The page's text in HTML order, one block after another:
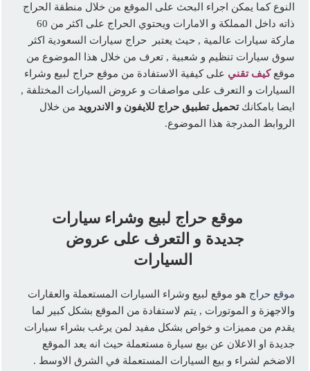
النوع كما يمكن اجراء البحث على الموقع من خلال منطقة الحراج
ذاته داخل المملكة و الامارات ويحتوي الحراج على اكثر من 60
ماركة سيارات عالمية , حيث يعتبر حراج سيارات السعودية اكثر
سوق سيارات تنظيم و شعبية , تعرف من خلال هذا الموضوع من
موقع كيف تقني على كيفية الاستفادة من موقع حراج لبيع وشراء
السيارات و التعرف على مواصفات و عروض السيارات المختلفة ,
ايضا بامكانكتحميل تطبيق حراج للايفون و الاندرويد من خلال
الروابط المدرجة هذا الموضوع.
موقع حراج لبيع وشراء سيارات
جديدة و التعرف على عروض
السيارات
موقع حراج هو موقع لبيع وشراء السيارات المستعملة والعقارات
والاجهزة و الموتورات , يتم لاستفادة من الموقع بشكل كبير لما
يقدم من مميزات و خواص بشكل مفيد لمن يرغب بشراء سيارات
جديدة او الاعلان عن بيع سيارة مستعملة حيث انه يعد الموقع
الاضخم لشراء و بيع السيارات المستعملة في الشرق الاوسط .